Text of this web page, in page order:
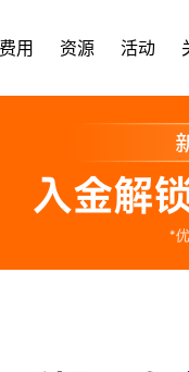
费用 资源 活动